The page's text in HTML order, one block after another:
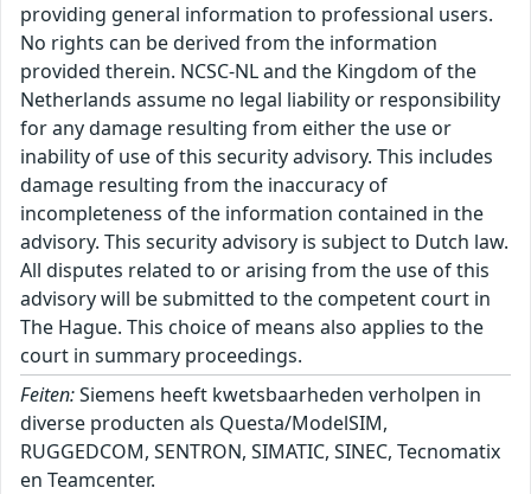
providing general information to professional users.
No rights can be derived from the information
provided therein. NCSC-NL and the Kingdom of the
Netherlands assume no legal liability or responsibility
for any damage resulting from either the use or
inability of use of this security advisory. This includes
damage resulting from the inaccuracy of
incompleteness of the information contained in the
advisory. This security advisory is subject to Dutch law.
All disputes related to or arising from the use of this
advisory will be submitted to the competent court in
The Hague. This choice of means also applies to the
court in summary proceedings.
Feiten:Siemens heeft kwetsbaarheden verholpen in
diverse producten als Questa/ModelSIM,
RUGGEDCOM, SENTRON, SIMATIC, SINEC, Tecnomatix
en Teamcenter.